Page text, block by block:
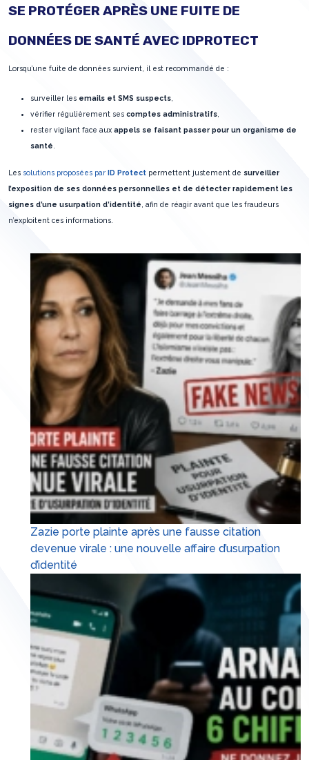
SE PROTÉGER APRÈS UNE FUITE DE
DONNÉES DE SANTÉ AVEC IDPROTECT
Lorsqu’une fuite de données survient, il est recommandé de :
surveiller les emails et SMS suspects
vérifier régulièrement ses comptes administratifs
rester vigilant face aux appels se faisant passer pour un organisme de
santé
Les solutions proposées par ID Protect permettent justement de surveiller
l’exposition de ses données personnelles et de détecter rapidement les
signes d’une usurpation d’identité , afin de réagir avant que les fraudeurs
n’exploitent ces informations.
Zazie porte plainte après une fausse citation
devenue virale : une nouvelle affaire d’usurpation
d’identité